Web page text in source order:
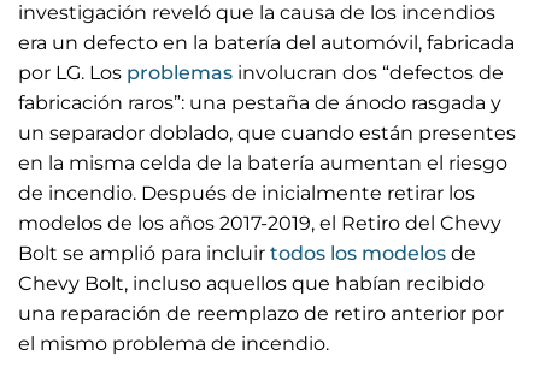
investigación reveló que la causa de los incendios
era un defecto en la batería del automóvil, fabricada
por LG. Los problemas involucran dos “defectos de
fabricación raros”: una pestaña de ánodo rasgada y
un separador doblado, que cuando están presentes
en la misma celda de la batería aumentan el riesgo
de incendio. Después de inicialmente retirar los
modelos de los años 2017-2019, el Retiro del Chevy
Bolt se amplió para incluir todos los modelos de
Chevy Bolt, incluso aquellos que habían recibido
una reparación de reemplazo de retiro anterior por
el mismo problema de incendio.